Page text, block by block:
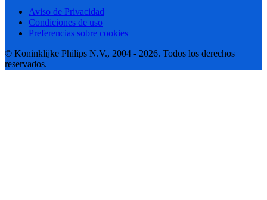
Aviso de Privacidad
Condiciones de uso
Preferencias sobre cookies
© Koninklijke Philips N.V., 2004 - 2026. Todos los derechos
reservados.